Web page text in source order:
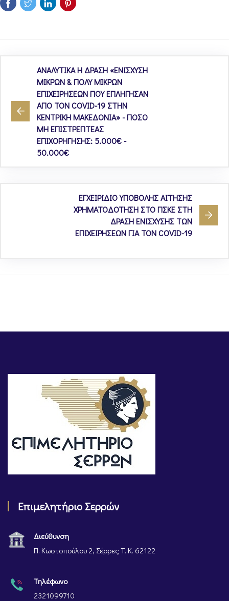
ΑΝΑΛΥΤΙΚΑ Η ΔΡΑΣΗ «ΕΝΙΣΧΥΣΗ
ΜΙΚΡΩΝ & ΠΟΛΥ ΜΙΚΡΩΝ
ΕΠΙΧΕΙΡΗΣΕΩΝ ΠΟΥ ΕΠΛΗΓΗΣΑΝ
ΑΠΟ ΤΟΝ COVID-19 ΣΤΗΝ
ΚΕΝΤΡΙΚΗ ΜΑΚΕΔΟΝΙΑ» - ΠΟΣΟ
ΜΗ ΕΠΙΣΤΡΕΠΤΕΑΣ
ΕΠΙΧΟΡΗΓΗΣΗΣ: 5.000€ -
50.000€
EΓΧΕΙΡΙΔΙΟ ΥΠΟΒΟΛΗΣ ΑΙΤΗΣΗΣ
ΧΡΗΜΑΤΟΔΟΤΗΣΗ ΣΤΟ ΠΣΚΕ ΣΤΗ
ΔΡΑΣΗ ΕΝΙΣΧΥΣΗΣ ΤΩΝ
ΕΠΙΧΕΙΡΗΣΕΩΝ ΓΙΑ TON COVID-19
Επιμελητήριο Σερρών
Διεύθυνση
Π. Κωστοπούλου 2, Σέρρες Τ. Κ. 62122
Τηλέφωνο
2321099710